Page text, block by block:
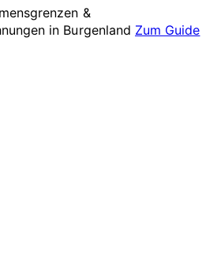
&
in Burgenland Zum Guide